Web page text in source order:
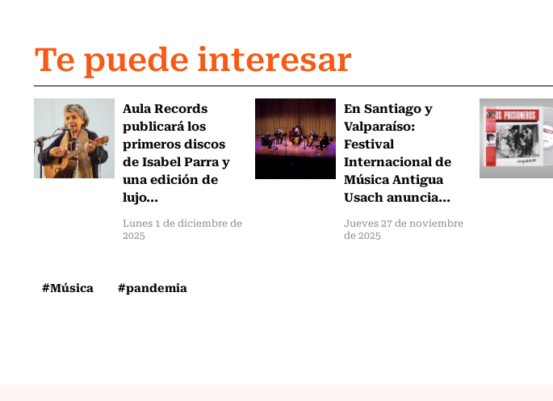
Te puede interesar
Aula Records
publicará los
primeros discos
de Isabel Parra y
una edición de
lujo...
Lunes 1 de diciembre de
2025
En Santiago y
Valparaíso:
Festival
Internacional de
Música Antigua
Usach anuncia...
Jueves 27 de noviembre
de 2025
#Música #pandemia